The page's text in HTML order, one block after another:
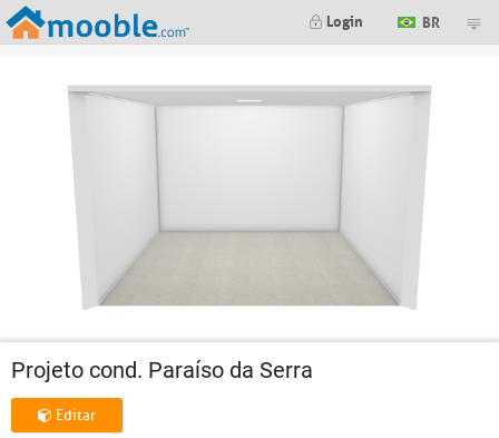
Login BR
Projeto cond. Paraíso da Serra
Editar